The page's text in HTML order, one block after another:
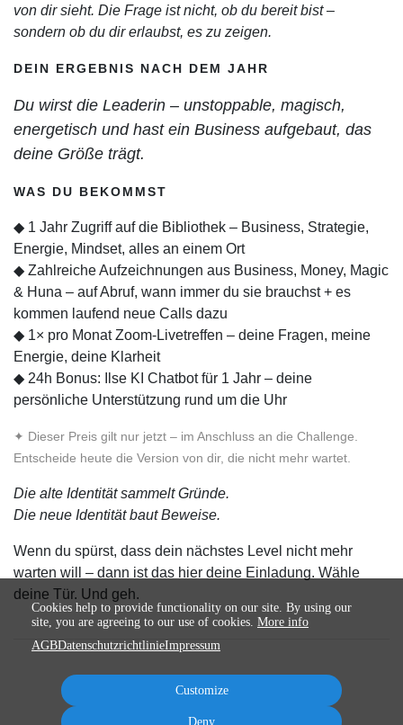
von dir sieht. Die Frage ist nicht, ob du bereit bist –
sondern ob du dir erlaubst, es zu zeigen.
DEIN ERGEBNIS NACH DEM JAHR
Du wirst die Leaderin – unstoppable, magisch,
energetisch und hast ein Business aufgebaut, das
deine Größe trägt.
WAS DU BEKOMMST
◆ 1 Jahr Zugriff auf die Bibliothek – Business, Strategie,
Energie, Mindset, alles an einem Ort
◆ Zahlreiche Aufzeichnungen aus Business, Money, Magic
& Huna – auf Abruf, wann immer du sie brauchst + es
kommen laufend neue Calls dazu
◆ 1× pro Monat Zoom-Livetreffen – deine Fragen, meine
Energie, deine Klarheit
◆ 24h Bonus: Ilse KI Chatbot für 1 Jahr – deine
persönliche Unterstützung rund um die Uhr
✦ Dieser Preis gilt nur jetzt – im Anschluss an die Challenge.
Entscheide heute die Version von dir, die nicht mehr wartet.
Die alte Identität sammelt Gründe.
Die neue Identität baut Beweise.
Wenn du spürst, dass dein nächstes Level nicht mehr
warten will – dann ist das hier deine Einladung. Wähle
deine Tür. Und geh.
Cookies help to provide functionality on our site. By using our
site, you are agreeing to our use of cookies. More info
AGBDatenschutzrichtlinieImpressum
Customize
Deny